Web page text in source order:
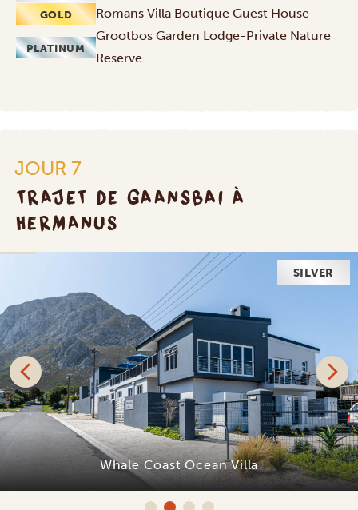
GOLD Romans Villa Boutique Guest House
PLATINUM
Grootbos Garden Lodge-Private Nature
Reserve
JOUR 7
TRAJET DE GAANSBAI À
HERMANUS
SILVER
Whale Coast Ocean Villa